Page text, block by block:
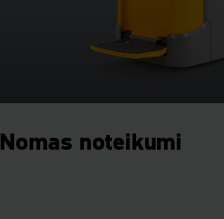
Nomas noteikumi